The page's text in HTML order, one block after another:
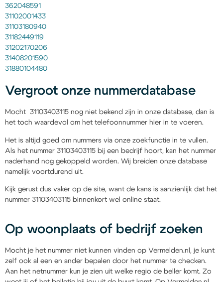
362048591
31102001433
31103180940
31182449119
31202170206
31408201590
31880104480
Vergroot onze nummerdatabase
Mocht 31103403115 nog niet bekend zijn in onze database, dan is
het toch waardevol om het telefoonnummer hier in te voeren.
Het is altijd goed om nummers via onze zoekfunctie in te vullen.
Als het nummer 31103403115 bij een bedrijf hoort, kan het nummer
naderhand nog gekoppeld worden. Wij breiden onze database
namelijk voortdurend uit.
Kijk gerust dus vaker op de site, want de kans is aanzienlijk dat het
nummer 31103403115 binnenkort wel online staat.
Op woonplaats of bedrijf zoeken
Mocht je het nummer niet kunnen vinden op Vermelden.nl, je kunt
zelf ook al een en ander bepalen door het nummer te checken.
Aan het netnummer kun je zien uit welke regio de beller komt. Zo